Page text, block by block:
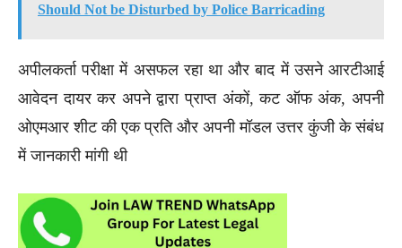
Should Not be Disturbed by Police Barricading
अपीलकर्ता परीक्षा में असफल रहा था और बाद में उसने आरटीआई
आवेदन दायर कर अपने द्वारा प्राप्त अंकों, कट ऑफ अंक, अपनी
ओएमआर शीट की एक प्रति और अपनी मॉडल उत्तर कुंजी के संबंध
में जानकारी मांगी थी